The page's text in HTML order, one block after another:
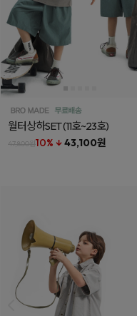
월터상하SET(11호~23호)
47,800원10% ↓ 43,100원